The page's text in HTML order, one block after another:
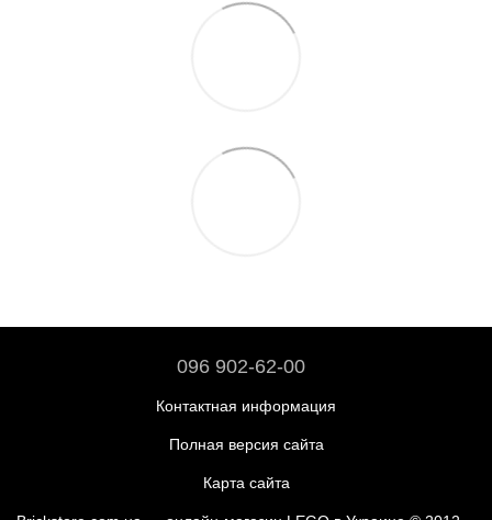
096 902-62-00
Контактная информация
Полная версия сайта
Карта сайта